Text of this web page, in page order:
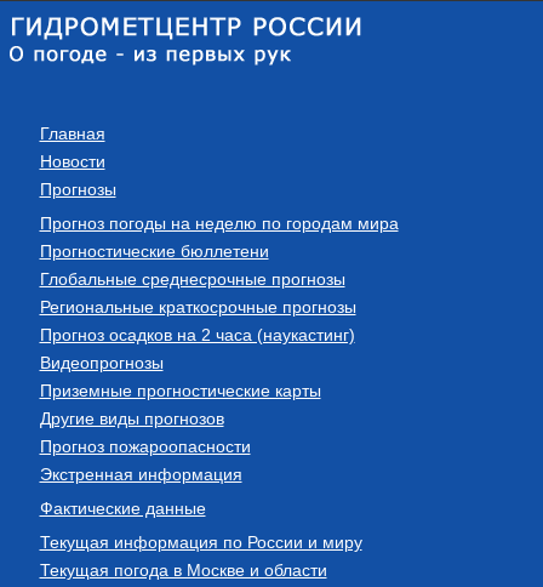
Главная
Новости
Прогнозы
Прогноз погоды на неделю по городам мира
Прогностические бюллетени
Глобальные среднесрочные прогнозы
Региональные краткосрочные прогнозы
Прогноз осадков на 2 часа (наукастинг)
Видеопрогнозы
Приземные прогностические карты
Другие виды прогнозов
Прогноз пожароопасности
Экстренная информация
Фактические данные
Текущая информация по России и миру
Текущая погода в Москве и области